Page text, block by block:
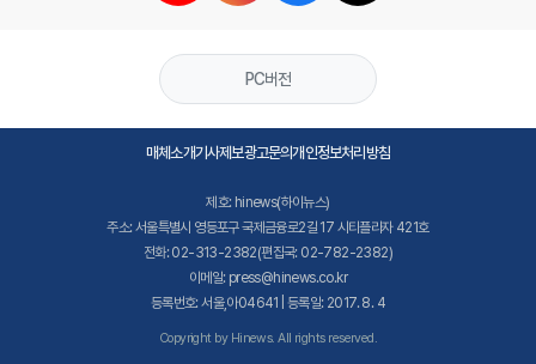
PC버전
매체소개기사제보광고문의개인정보처리방침
제호: hinews(하이뉴스)
주소: 서울특별시 영등포구 국제금융로2길 17 시티플라자 421호
전화: 02-313-2382(편집국: 02-782-2382)
이메일: press@hinews.co.kr
등록번호: 서울,아04641 | 등록일: 2017. 8. 4
Copyright by Hinews. All rights reserved.